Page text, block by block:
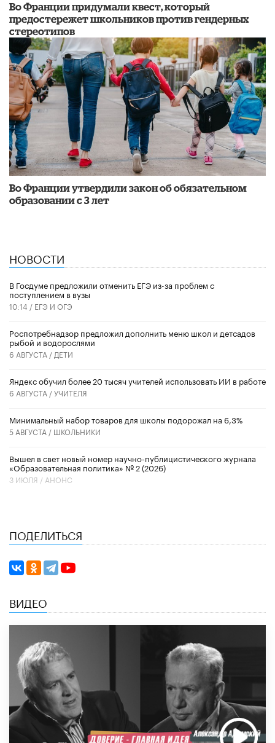
Во Франции придумали квест, который
предостережет школьников против гендерных
стереотипов
Во Франции утвердили закон об обязательном
образовании с 3 лет
НОВОСТИ
В Госдуме предложили отменить ЕГЭ из-за проблем с
поступлением в вузы
10:14 / ЕГЭ И ОГЭ
Роспотребнадзор предложил дополнить меню школ и детсадов
рыбой и водорослями
6 АВГУСТА / ДЕТИ
​Яндекс обучил более 20 тысяч учителей использовать ИИ в работе
6 АВГУСТА /УЧИТЕЛЯ
Минимальный набор товаров для школы подорожал на 6,3%
5 АВГУСТА / ШКОЛЬНИКИ
Вышел в свет новый номер научно-публицистического журнала
«Образовательная политика» № 2 (2026)
3 ИЮЛЯ / АНОНС
ПОДЕЛИТЬСЯ
ВИДЕО